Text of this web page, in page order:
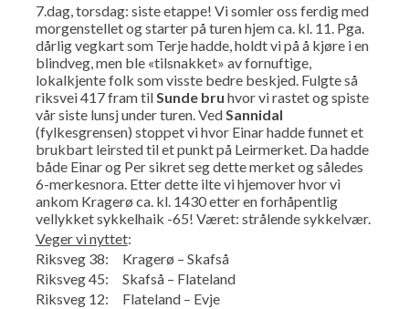
7.dag, torsdag: siste etappe! Vi somler oss ferdig med
morgenstellet og starter på turen hjem ca. kl. 11. Pga.
dårlig vegkart som Terje hadde, holdt vi på å kjøre i en
blindveg, men ble «tilsnakket» av fornuftige,
lokalkjente folk som visste bedre beskjed. Fulgte så
riksvei 417 fram til Sunde bru hvor vi rastet og spiste
vår siste lunsj under turen. Ved Sannidal
(fylkesgrensen) stoppet vi hvor Einar hadde funnet et
brukbart leirsted til et punkt på Leirmerket. Da hadde
både Einar og Per sikret seg dette merket og således
6-merkesnora. Etter dette ilte vi hjemover hvor vi
ankom Kragerø ca. kl. 1430 etter en forhåpentlig
vellykket sykkelhaik -65! Været: strålende sykkelvær.
Veger vi nyttet:
Riksveg 38: Kragerø – Skafså
Riksveg 45: Skafså – Flateland
Riksveg 12: Flateland – Evje